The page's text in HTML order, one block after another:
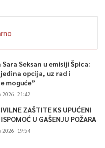
Seksan u emisiji Špica:
opcija, uz rad i
moguće”
2026, 21:42
ZAŠTITE KS UPUĆENI
U GAŠENJU POŽARA
2026, 19:54